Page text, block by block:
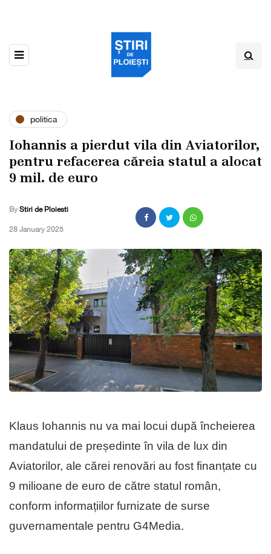
politica
Iohannis a pierdut vila din Aviatorilor,
pentru refacerea căreia statul a alocat
9 mil. de euro
By Stiri de Ploiesti
,28 January 2025
Klaus Iohannis nu va mai locui după încheierea
mandatului de președinte în vila de lux din
Aviatorilor, ale cărei renovări au fost finanțate cu
9 milioane de euro de către statul român,
conform informațiilor furnizate de surse
guvernamentale pentru G4Media.